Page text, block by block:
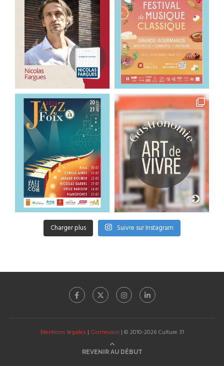
Charger plus Suivre sur Instagram
Mentions légales | Connexion | © 2010-2026 Culture 31
REVENIR AU DÉBUT